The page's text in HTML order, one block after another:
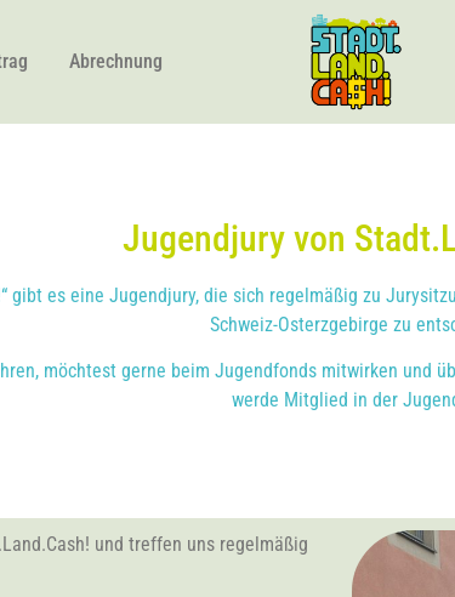
Abrechnung
Jugendjury von
gibt es eine Jugendjury, die sich regelmäßig zu
Schweiz-Osterzgebirge zu
möchtest gerne beim Jugendfonds mitwirken und
werde Mitglied in der
und treffen uns regelmäßig